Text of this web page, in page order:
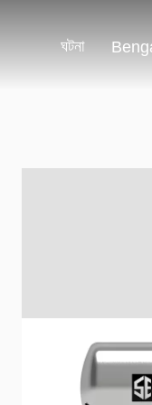
ঘটনা